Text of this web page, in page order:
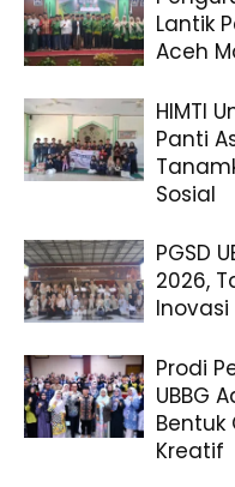
Lantik
Aceh
HIMTI
Panti
Sosial
PGSD
2026,
Prodi
UBBG
Bentuk
Kreatif